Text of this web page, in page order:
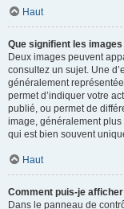
Haut
Que signifient les
Deux images peuvent
consultez un sujet. Une
généralement
permet d’indiquer votre
publié, ou permet de
image, généralement
qui est bien souvent
Haut
Comment puis-je
Dans le panneau de